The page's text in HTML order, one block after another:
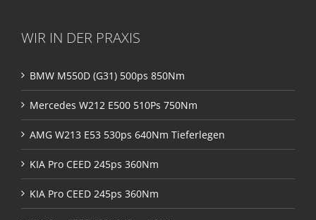
WIR IN DER PRAXIS
BMW M550D (G31) 500ps 850Nm
Mercedes W212 E500 510Ps 750Nm
AMG W213 E53 530ps 640Nm Tieferlegen
KIA Pro CEED 245ps 360Nm
KIA Pro CEED 245ps 360Nm